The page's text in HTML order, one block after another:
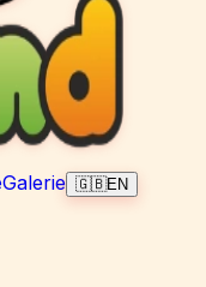
Galerie 🇬🇧EN